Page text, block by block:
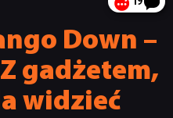
Down –
gadżetem,
widzieć